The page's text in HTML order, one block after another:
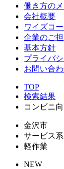
働き方の
会社概要
ワイズコ
企業のご
基本方針
プライバ
お問い合
TOP
検索結果
コンビニ
金沢市
サービス系
軽作業
NEW